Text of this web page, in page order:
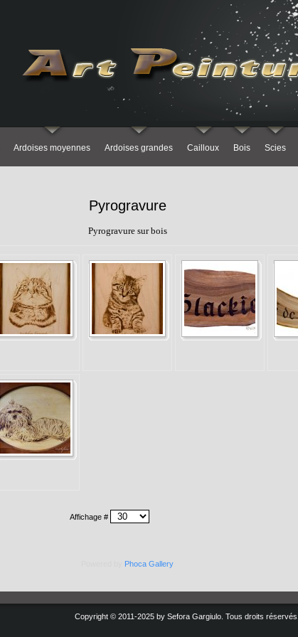
Ardoises moyennes Ardoises grandes Cailloux Bois Scies
Pyrogravure
Pyrogravure sur bois
Affichage #
Phoca Gallery
Copyright © 2011-2025 by Sefora Gargiulo. Tous droits réservés.